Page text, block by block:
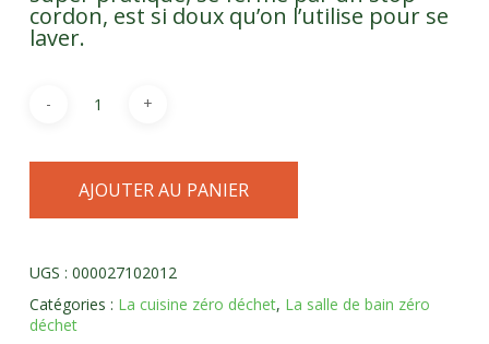
cordon, est si doux qu’on l’utilise pour se
laver.
AJOUTER AU PANIER
UGS : 000027102012
Catégories : La cuisine zéro déchet, La salle de bain zéro
déchet